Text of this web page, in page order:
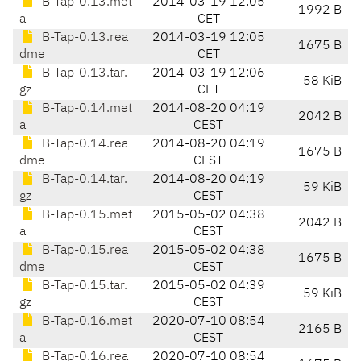
a
CET
1992 B
B-Tap-0.13.rea
dme
2014-03-19 12:05
CET
1675 B
B-Tap-0.13.tar.
gz
2014-03-19 12:06
CET
58 KiB
B-Tap-0.14.met
a
2014-08-20 04:19
CEST
2042 B
B-Tap-0.14.rea
dme
2014-08-20 04:19
CEST
1675 B
B-Tap-0.14.tar.
gz
2014-08-20 04:19
CEST
59 KiB
B-Tap-0.15.met
a
2015-05-02 04:38
CEST
2042 B
B-Tap-0.15.rea
dme
2015-05-02 04:38
CEST
1675 B
B-Tap-0.15.tar.
gz
2015-05-02 04:39
CEST
59 KiB
B-Tap-0.16.met
a
2020-07-10 08:54
CEST
2165 B
B-Tap-0.16.rea 2020-07-10 08:54